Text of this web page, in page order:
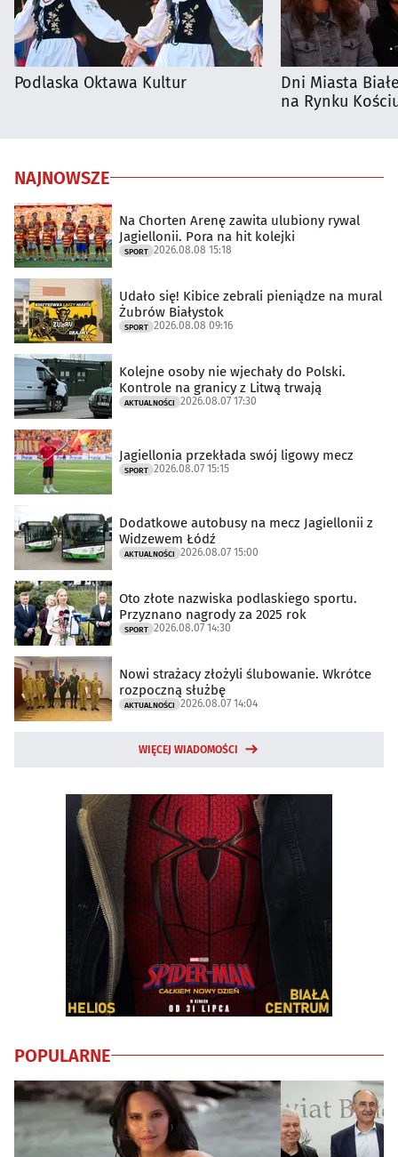
Podlaska Oktawa Kultur
Dni Miasta
na Rynku
NAJNOWSZE
Na Chorten Arenę zawita ulubiony rywal
Jagiellonii. Pora na hit kolejki
SPORT 2026.08.08 15:18
Udało się! Kibice zebrali pieniądze na mural
Żubrów Białystok
SPORT 2026.08.08 09:16
Kolejne osoby nie wjechały do Polski.
Kontrole na granicy z Litwą trwają
AKTUALNOŚCI 2026.08.07 17:30
Jagiellonia przekłada swój ligowy mecz
SPORT 2026.08.07 15:15
Dodatkowe autobusy na mecz Jagiellonii z
Widzewem Łódź
AKTUALNOŚCI 2026.08.07 15:00
Oto złote nazwiska podlaskiego sportu.
Przyznano nagrody za 2025 rok
SPORT 2026.08.07 14:30
Nowi strażacy złożyli ślubowanie. Wkrótce
rozpoczną służbę
AKTUALNOŚCI 2026.08.07 14:04
WIĘCEJ WIADOMOŚCI
POPULARNE